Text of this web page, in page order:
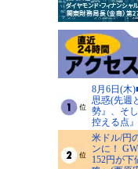
8月6日(木
思惑(先週
勢』、そ
控える点
米ドル/円
ンに！
152円が